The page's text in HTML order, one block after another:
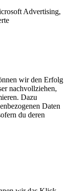
Advertising,
wir den Erfolg
nachvollziehen,
Dazu
Daten
du deren